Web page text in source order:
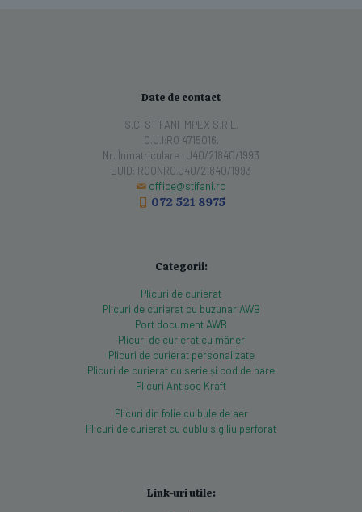
Date de contact
S.C. STIFANI IMPEX S.R.L.
C.U.I:RO 4715016.
Nr. Înmatriculare : J40/21840/1993
EUID: ROONRC.J40/21840/1993
office@stifani.ro
072 521 8975
Categorii:
Plicuri de curierat
Plicuri de curierat cu buzunar AWB
Port document AWB
Plicuri de curierat cu mâner
Plicuri de curierat personalizate
Plicuri de curierat cu serie și cod de bare
Plicuri Antișoc Kraft
Plicuri din folie cu bule de aer
Plicuri de curierat cu dublu sigiliu perforat
Link-uri utile: